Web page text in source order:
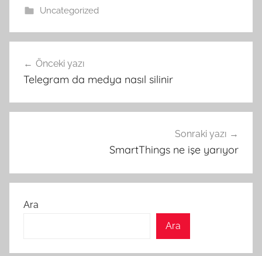
Uncategorized
gezinmesi
Önceki yazı
Telegram da medya nasıl silinir
Sonraki yazı
SmartThings ne işe yarıyor
Ara
Ara